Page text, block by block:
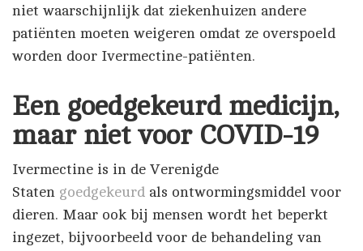
niet waarschijnlijk dat ziekenhuizen andere
patiënten moeten weigeren omdat ze overspoeld
worden door Ivermectine-patiënten.
Een goedgekeurd medicijn,
maar niet voor COVID-19
Ivermectine is in de Verenigde
Staten goedgekeurd als ontwormingsmiddel voor
dieren. Maar ook bij mensen wordt het beperkt
ingezet, bijvoorbeeld voor de behandeling van